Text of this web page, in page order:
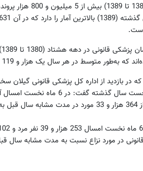
در موارد نزاع در 10
در هر سال یک‌ هزار و 119 نفر به همین سبک کشته شده‌اند.
در بازدید از اداره کل پزشکی قانونی گیلان
کرد، در مقایسه این آمار با 6 ماه
نزاع نسبت به مدت مشابه سال قبل 5/2 درصد افزایش یافته